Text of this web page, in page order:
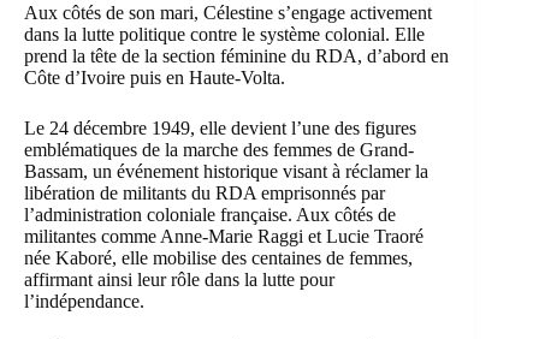
Aux côtés de son mari, Célestine s’engage activement
dans la lutte politique contre le système colonial. Elle
prend la tête de la section féminine du RDA, d’abord en
Côte d’Ivoire puis en Haute-Volta.
Le 24 décembre 1949, elle devient l’une des figures
emblématiques de la marche des femmes de Grand-
Bassam, un événement historique visant à réclamer la
libération de militants du RDA emprisonnés par
l’administration coloniale française. Aux côtés de
militantes comme Anne-Marie Raggi et Lucie Traoré
née Kaboré, elle mobilise des centaines de femmes,
affirmant ainsi leur rôle dans la lutte pour
l’indépendance.